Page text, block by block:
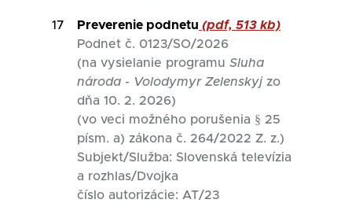
17 Preverenie podnetu (pdf, 513 kb)
Podnet č. 0123/SO/2026
(na vysielanie programu Sluha
národa - Volodymyr Zelenskyj zo
dňa 10. 2. 2026)
(vo veci možného porušenia § 25
písm. a) zákona č. 264/2022 Z. z.)
Subjekt/Služba: Slovenská televízia
a rozhlas/Dvojka
číslo autorizácie: AT/23